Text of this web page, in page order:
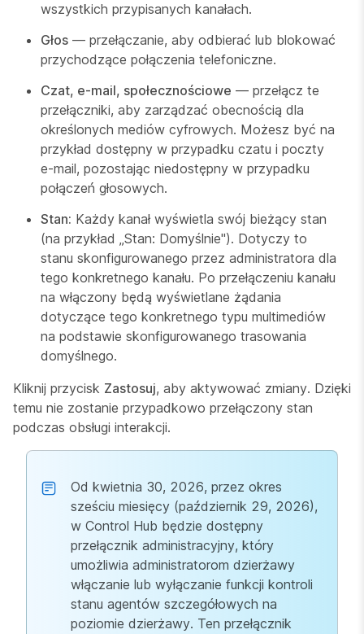
wszystkich przypisanych kanałach.
Głos — przełączanie, aby odbierać lub blokować
przychodzące połączenia telefoniczne.
Czat, e-mail, społecznościowe — przełącz te
przełączniki, aby zarządzać obecnością dla
określonych mediów cyfrowych. Możesz być na
przykład dostępny w przypadku czatu i poczty
e-mail, pozostając niedostępny w przypadku
połączeń głosowych.
Stan: Każdy kanał wyświetla swój bieżący stan
(na przykład „Stan: Domyślnie"). Dotyczy to
stanu skonfigurowanego przez administratora dla
tego konkretnego kanału. Po przełączeniu kanału
na włączony będą wyświetlane żądania
dotyczące tego konkretnego typu multimediów
na podstawie skonfigurowanego trasowania
domyślnego.
Kliknij przycisk Zastosuj, aby aktywować zmiany. Dzięki
temu nie zostanie przypadkowo przełączony stan
podczas obsługi interakcji.
Od kwietnia 30, 2026, przez okres
sześciu miesięcy (październik 29, 2026),
w Control Hub będzie dostępny
przełącznik administracyjny, który
umożliwia administratorom dzierżawy
włączanie lub wyłączanie funkcji kontroli
stanu agentów szczegółowych na
poziomie dzierżawy. Ten przełącznik